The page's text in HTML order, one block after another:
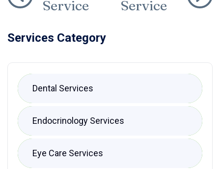
Service
Service
Services Category
Dental Services
Endocrinology Services
Eye Care Services